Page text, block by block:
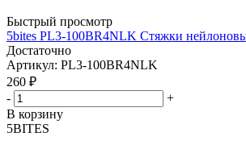
Быстрый просмотр
5bites PL3-100BR4NLK Стяжки
Достаточно
Артикул: PL3-100BR4NLK
260 ₽
-
+
В корзину
5BITES